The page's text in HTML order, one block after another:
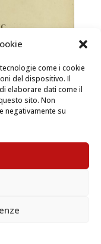
come i cookie
del dispositivo. Il
elaborare dati come il
sito. Non
negativamente su
digitale
Castello di
Mulieres